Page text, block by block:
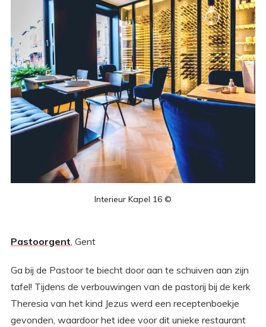
Interieur Kapel 16 ©
Pastoorgent, Gent
Ga bij de Pastoor te biecht door aan te schuiven aan zijn
tafel! Tijdens de verbouwingen van de pastorij bij de kerk
Theresia van het kind Jezus werd een receptenboekje
gevonden, waardoor het idee voor dit unieke restaurant